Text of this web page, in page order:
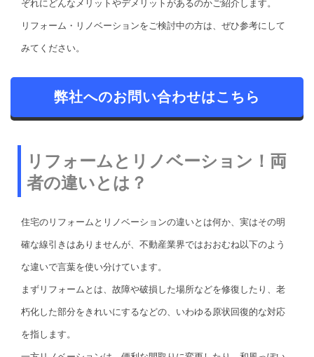
ぞれにどんなメリットやデメリットがあるのかご紹介します。
リフォーム・リノベーションをご検討中の方は、ぜひ参考にして
みてください。
弊社へのお問い合わせはこちら
リフォームとリノベーション！両
者の違いとは？
住宅のリフォームとリノベーションの違いとは何か、実はその明
確な線引きはありませんが、不動産業界ではおおむね以下のよう
な違いで言葉を使い分けています。
まずリフォームとは、故障や破損した場所などを修復したり、老
朽化した部分をきれいにするなどの、いわゆる原状回復的な対応
を指します。